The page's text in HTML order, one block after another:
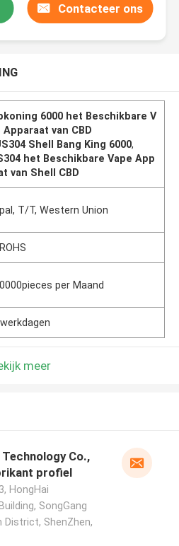
Contacteer ons
6000 het Beschikbare V
Apparaat van CBD
Shell Bang King 6000,
het Beschikbare Vape App
van Shell CBD
T/T, Western Union
per Maand
meer
Co.,
profiel
HongHai
SongGang
District, ShenZhen,